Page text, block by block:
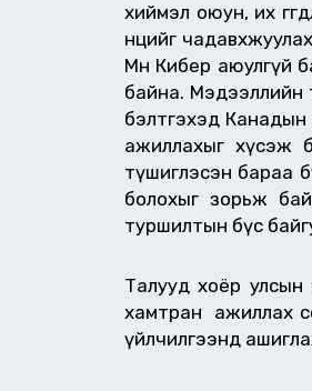
хиймэл оюун, их
нөөцийг
Мөн Кибер аюулгүй
байна. Мэдээллийн
бэлтгэхэд Канадын
ажиллахыг хүсэж
түшиглэсэн бараа
болохыг зорьж
туршилтын бүс
Талууд хоёр улсын
хамтран ажиллах
үйлчилгээнд